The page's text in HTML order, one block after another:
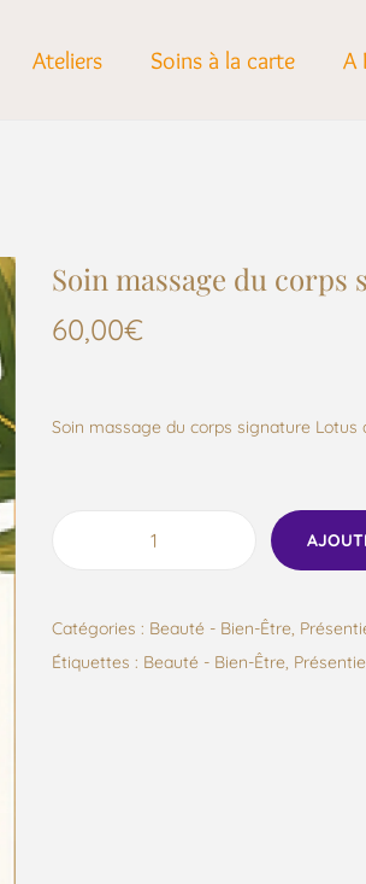
Ateliers Soins à la carte A
Soin massage du
60,00€
Soin massage du corps signature Lotus
Catégories : Beauté - Bien-Être,
Étiquettes : Beauté - Bien-Être,